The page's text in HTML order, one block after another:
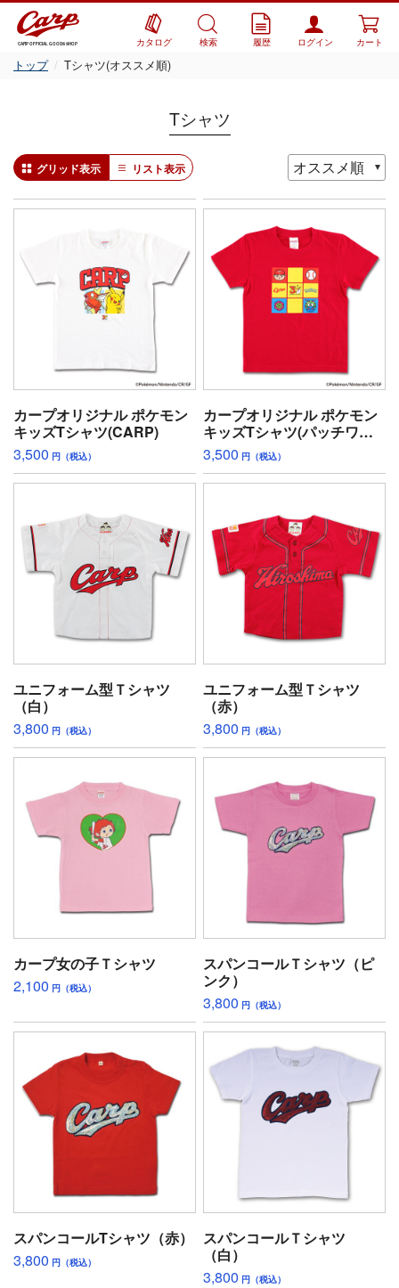
CARP OFFICIAL GOODS SHOP カタログ 検索 履歴 ログイン カート
トップ Tシャツ(オススメ順)
Tシャツ
グリッド表示 リスト表示
カープオリジナル ポケモン
キッズTシャツ(CARP)
3,500 円（税込）
カープオリジナル ポケモン
キッズTシャツ(パッチワー
ク風)
3,500 円（税込）
ユニフォーム型Ｔシャツ
（白）
3,800 円（税込）
ユニフォーム型Ｔシャツ
（赤）
3,800 円（税込）
カープ女の子Ｔシャツ
2,100 円（税込）
スパンコールＴシャツ（ピ
ンク）
3,800 円（税込）
スパンコールTシャツ（赤）
3,800 円（税込）
スパンコールＴシャツ
（白）
3,800 円（税込）